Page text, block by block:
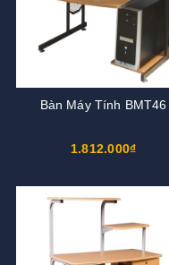
Bàn Máy Tính BMT46
1.812.000₫